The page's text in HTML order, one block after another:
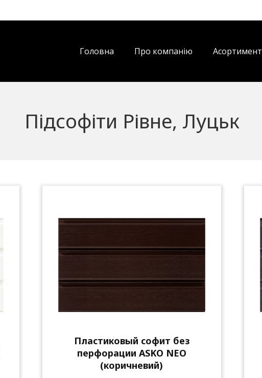
Головна Про компанію Асортимент
Підсофіти Рівне, Луцьк
Пластиковый софит без
перфорации ASKO NEO
(коричневий)